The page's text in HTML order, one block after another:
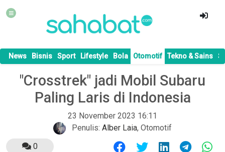
News Bisnis Sport Lifestyle Bola Otomotif Tekno & Sains
"Crosstrek" jadi Mobil Subaru
Paling Laris di Indonesia
23 November 2023 16:11
Penulis: Alber Laia, Otomotif
0